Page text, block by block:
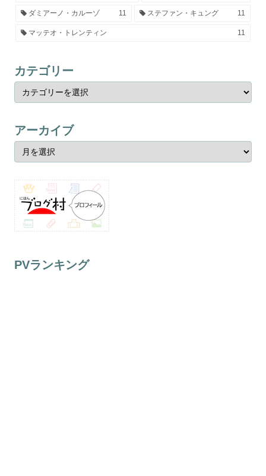
ダミアーノ・カルーゾ 11 ステファン・キュング 11
マッテオ・トレンティン 11
カテゴリー
アーカイブ
PVランキング